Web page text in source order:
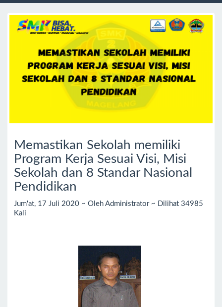
Memastikan Sekolah memiliki
Program Kerja Sesuai Visi, Misi
Sekolah dan 8 Standar Nasional
Pendidikan
Jum'at, 17 Juli 2020 ~ Oleh Administrator ~ Dilihat 34985
Kali